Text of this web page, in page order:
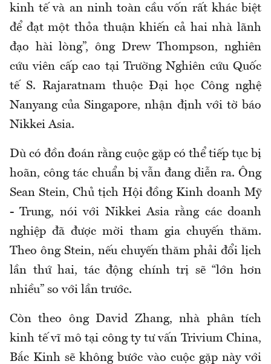
kinh tế và an ninh toàn cầu vốn rất khác biệt
để đạt một thỏa thuận khiến cả hai nhà lãnh
đạo hài lòng”, ông Drew Thompson, nghiên
cứu viên cấp cao tại Trường Nghiên cứu Quốc
tế S. Rajaratnam thuộc Đại học Công nghệ
Nanyang của Singapore, nhận định với tờ báo
Nikkei Asia.
Dù có đồn đoán rằng cuộc gặp có thể tiếp tục bị
hoãn, công tác chuẩn bị vẫn đang diễn ra. Ông
Sean Stein, Chủ tịch Hội đồng Kinh doanh Mỹ
- Trung, nói với Nikkei Asia rằng các doanh
nghiệp đã được mời tham gia chuyến thăm.
Theo ông Stein, nếu chuyến thăm phải đổi lịch
lần thứ hai, tác động chính trị sẽ “lớn hơn
nhiều” so với lần trước.
Còn theo ông David Zhang, nhà phân tích
kinh tế vĩ mô tại công ty tư vấn Trivium China,
Bắc Kinh sẽ không bước vào cuộc gặp này với